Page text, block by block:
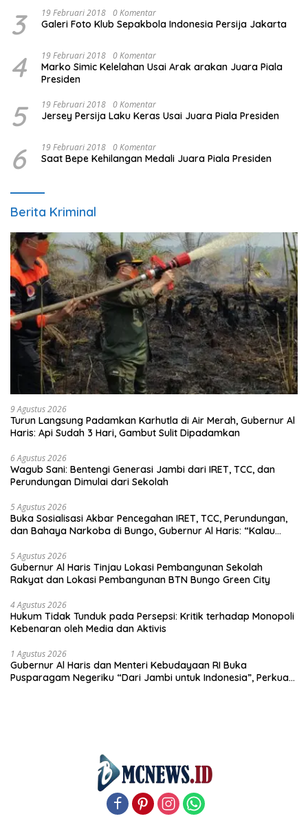
3 19 Februari 2018 0 Komentar
Galeri Foto Klub Sepakbola Indonesia Persija Jakarta
4 19 Februari 2018 0 Komentar
Marko Simic Kelelahan Usai Arak arakan Juara Piala
Presiden
5 19 Februari 2018 0 Komentar
Jersey Persija Laku Keras Usai Juara Piala Presiden
6 19 Februari 2018 0 Komentar
Saat Bepe Kehilangan Medali Juara Piala Presiden
Berita Kriminal
9 Agustus 2026
Turun Langsung Padamkan Karhutla di Air Merah, Gubernur Al
Haris: Api Sudah 3 Hari, Gambut Sulit Dipadamkan
6 Agustus 2026
Wagub Sani: Bentengi Generasi Jambi dari IRET, TCC, dan
Perundungan Dimulai dari Sekolah
5 Agustus 2026
Buka Sosialisasi Akbar Pencegahan IRET, TCC, Perundungan,
dan Bahaya Narkoba di Bungo, Gubernur Al Haris: “Kalau
tangan”
5 Agustus 2026
Gubernur Al Haris Tinjau Lokasi Pembangunan Sekolah
Rakyat dan Lokasi Pembangunan BTN Bungo Green City
4 Agustus 2026
Hukum Tidak Tunduk pada Persepsi: Kritik terhadap Monopoli
Kebenaran oleh Media dan Aktivis
1 Agustus 2026
Gubernur Al Haris dan Menteri Kebudayaan RI Buka
Pusparagam Negeriku “Dari Jambi untuk Indonesia”, Perkuat